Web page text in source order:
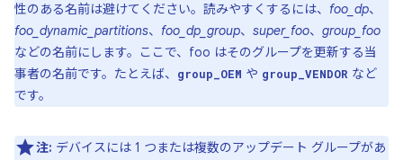
性のある名前は避けてください。読みやすくするには、 foo_dp、
foo_dynamic_partitions、 foo_dp_group、 super_foo、 group_foo
などの名前にします。ここで、foo はそのグループを更新する当
事者の名前です。たとえば、
group_OEM や group_VENDOR など
です。
注: デバイスには 1 つまたは複数のアップデート グループがあ